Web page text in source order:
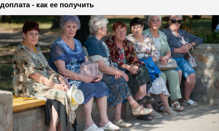
доплата - как ее получить